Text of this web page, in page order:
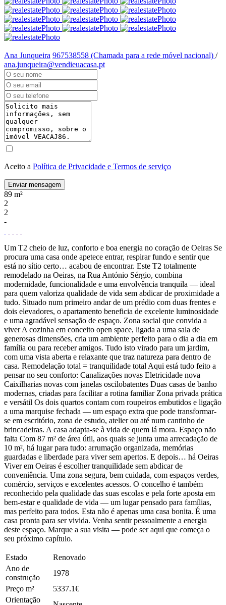
Ana Junqueira 967538558 (Chamada para a rede móvel nacional) /
ana.junqueira@vendieuacasa.pt
Aceito a Política de Privacidade e Termos de serviço
Enviar mensagem
89 m²
2
2
-
Um T2 cheio de luz, conforto e boa energia no coração de Oeiras Se
procura uma casa onde apetece entrar, respirar fundo e sentir que
está no sítio certo… acabou de encontrar. Este T2 totalmente
remodelado na Oeiras, na Rua António Sérgio, combina
modernidade, funcionalidade e uma envolvência tranquila — ideal
para quem valoriza qualidade de vida sem abdicar de proximidade a
tudo. Situado num primeiro andar de um prédio com duas frentes e
dois elevadores, o apartamento beneficia de excelente luminosidade
e uma agradável sensação de espaço. Zona social que convida a
viver A cozinha em conceito open space, ligada a uma sala de
generosas dimensões, cria um ambiente perfeito para o dia a dia em
família ou para receber amigos. Tudo isto virado para um jardim,
com uma vista aberta e relaxante que traz natureza para dentro de
casa. Remodelação total = tranquilidade total Aqui está tudo feito a
pensar no seu conforto: Canalizações novas Eletricidade nova
Caixilharias novas com janelas oscilobatentes Duas casas de banho
modernas, criadas para facilitar a rotina familiar Zona privada prática
e versátil Os dois quartos contam com roupeiros embutidos e ligação
a uma marquise fechada — um espaço extra que pode transformar-
se em escritório, zona de estudo, atelier ou até num cantinho de
brincadeiras. A casa adapta-se à vida de quem lá mora. Espaço não
falta Com 87 m² de área útil, aos quais se junta uma arrecadação de
10 m², há lugar para tudo: arrumação organizada, memórias
guardadas e liberdade para viver sem apertos. E depois… há Oeiras
Viver em Oeiras é escolher tranquilidade sem abdicar de
conveniência. Uma zona segura, bem cuidada, com espaços verdes,
comércio, serviços e excelentes acessos. O concelho é também
reconhecido pela qualidade das suas escolas e pela forte aposta em
bem-estar e qualidade de vida — um lugar pensado para famílias,
mas perfeito para todos. Esta não é apenas uma casa bonita. É uma
casa pronta para ser vivida. Venha sentir pessoalmente a energia
deste espaço. Marque a sua visita — pode ser aqui que começa o
seu próximo capítulo.
Estado
Renovado
Ano de
construção
1978
Preço m²
5337.1€
Orientação